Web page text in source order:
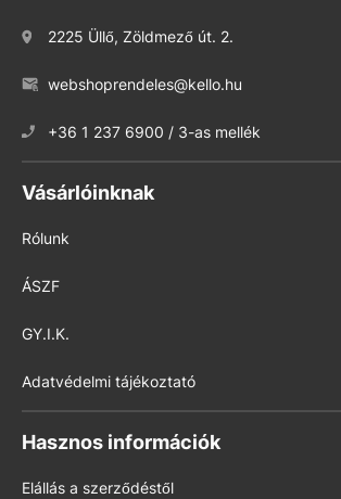
2225 Üllő, Zöldmező út. 2.
webshoprendeles@kello.hu
+36 1 237 6900 / 3-as mellék
Vásárlóinknak
Rólunk
ÁSZF
GY.I.K.
Adatvédelmi tájékoztató
Hasznos információk
Elállás a szerződéstől